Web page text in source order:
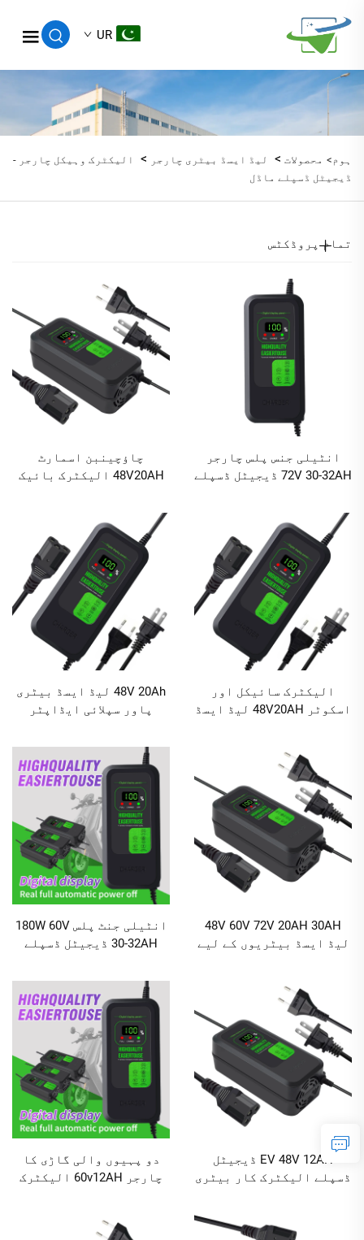
UR
ہوم> محصولات > لیڈ ایسڈ بیٹری چارجر >
الیکٹرک وہیکل چارجر -
ڈیجیٹل ڈسپلے ماڈل
تمام پروڈکٹس
انٹیلی جنس پلس چارجر
72V 30-32AH ڈیجیٹل ڈسپلے
چارجر لیڈ ایسڈ چارجر اے
سی اور ڈی سی پورٹس کے
ساتھ
چاؤچینبن اسمارٹ
48V20AH الیکٹرک بائیک
چارجنگ اوور چارجنگ
پروٹیکشن
الیکٹرک سائیکل اور
اسکوٹر 48V20AH لیڈ ایسڈ
سکرین کے ساتھ
48V 20Ah لیڈ ایسڈ بیٹری
پاور سپلائی ایڈاپٹر
ساتھ فاسٹ چارجنگ
الیکٹرک اسکوٹر بیٹری
چارجر
48V 60V 72V 20AH 30AH
لیڈ ایسڈ بیٹریوں کے لیے
اور دو پہیہ گاڑیوں کے
لیے DC پورٹ
انٹیلی جنٹ پلس 180W 60V
30-32AH ڈیجیٹل ڈسپلے
لیڈ ایسڈ بیٹری چارجر
AC/DC پورٹس کے ساتھ
EV 48V 12AH ڈیجیٹل
ڈسپلے الیکٹرک کار بیٹری
ڈسپلے لیڈ ایسڈ الیکٹرک
دو پہیوں والی گاڑی کا
چارجر 60v12AH الیکٹرک
ساتھ